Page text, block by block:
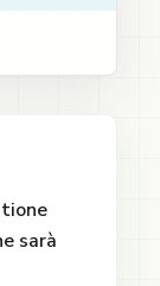
sarà